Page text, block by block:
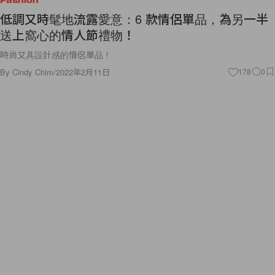
低調又時髦地流露愛意：6 款情侶單品，為另一半
送上窩心的情人節禮物！
時尚又具設計感的情侶單品！
By Cindy Chim/2022年2月11日 178 0